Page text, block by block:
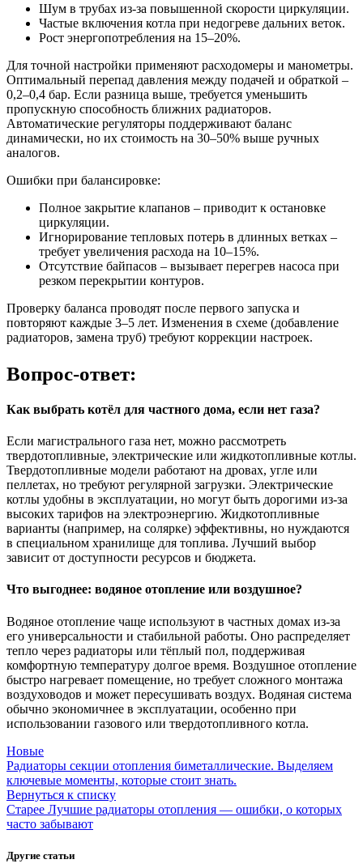
Шум в трубах из-за повышенной скорости циркуляции.
Частые включения котла при недогреве дальних веток.
Рост энергопотребления на 15–20%.
Для точной настройки применяют расходомеры и манометры.
Оптимальный перепад давления между подачей и обраткой –
0,2–0,4 бар. Если разница выше, требуется уменьшить
пропускную способность ближних радиаторов.
Автоматические регуляторы поддерживают баланс
динамически, но их стоимость на 30–50% выше ручных
аналогов.
Ошибки при балансировке:
Полное закрытие клапанов – приводит к остановке
циркуляции.
Игнорирование тепловых потерь в длинных ветках –
требует увеличения расхода на 10–15%.
Отсутствие байпасов – вызывает перегрев насоса при
резком перекрытии контуров.
Проверку баланса проводят после первого запуска и
повторяют каждые 3–5 лет. Изменения в схеме (добавление
радиаторов, замена труб) требуют коррекции настроек.
Вопрос-ответ:
Как выбрать котёл для частного дома, если нет газа?
Если магистрального газа нет, можно рассмотреть
твердотопливные, электрические или жидкотопливные котлы.
Твердотопливные модели работают на дровах, угле или
пеллетах, но требуют регулярной загрузки. Электрические
котлы удобны в эксплуатации, но могут быть дорогими из-за
высоких тарифов на электроэнергию. Жидкотопливные
варианты (например, на солярке) эффективны, но нуждаются
в специальном хранилище для топлива. Лучший выбор
зависит от доступности ресурсов и бюджета.
Что выгоднее: водяное отопление или воздушное?
Водяное отопление чаще используют в частных домах из-за
его универсальности и стабильной работы. Оно распределяет
тепло через радиаторы или тёплый пол, поддерживая
комфортную температуру долгое время. Воздушное отопление
быстро нагревает помещение, но требует сложного монтажа
воздуховодов и может пересушивать воздух. Водяная система
обычно экономичнее в эксплуатации, особенно при
использовании газового или твердотопливного котла.
Новые
Радиаторы секции отопления биметаллические. Выделяем
ключевые моменты, которые стоит знать.
Вернуться к списку
Старее Лучшие радиаторы отопления — ошибки, о которых
часто забывают
Другие статьи